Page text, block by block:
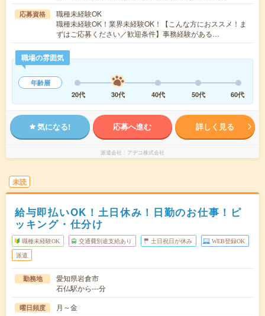
応募資格
職種未経験OK
職種未経験OK！業界未経験OK！【こんな方におススメ！ま
ずはご応募ください／歓迎条件】事務経験がある…
職場の雰囲気
年齢層
20代
30代 40代 50代 60代
気になる! 応募へ進む 詳しく見る
派遣会社 アデコ株式会社
未読
給与即払いOK！土日休み！日勤のお仕事！ピ
ッキング・仕分け
職種未経験OK 交通費別途支給あり 土日祝日が休み WEB登録OK
派遣
勤務地
愛知県岩倉市
石仏駅から---分
曜日頻度 月～金